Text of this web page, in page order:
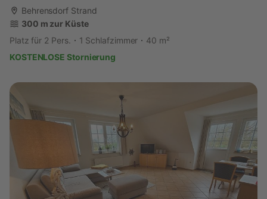
Behrensdorf Strand
300 m zur Küste
Platz für 2 Pers.
1 Schlafzimmer
40 m²
KOSTENLOSE Stornierung